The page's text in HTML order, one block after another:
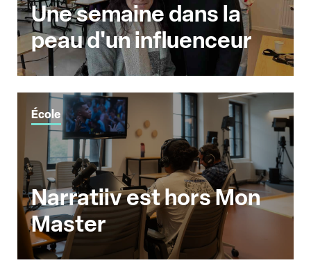
Une semaine dans la
peau d'un influenceur
École
Narratiiv est hors Mon
Master